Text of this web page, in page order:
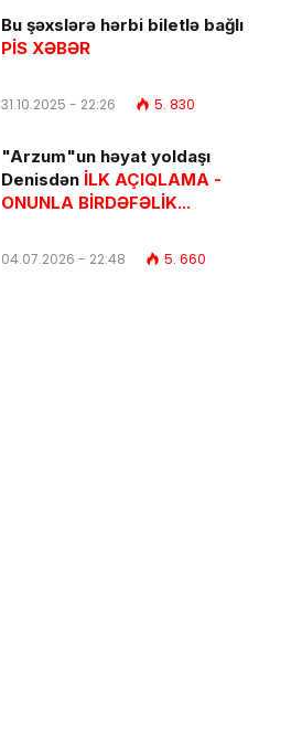
Bu şəxslərə hərbi biletlə bağlı
PİS XƏBƏR
31.10.2025 - 22:26 5. 830
"Arzum"un həyat yoldaşı
Denisdən İLK AÇIQLAMA -
ONUNLA BİRDƏFƏLİK...
04.07.2026 - 22:48 5. 660